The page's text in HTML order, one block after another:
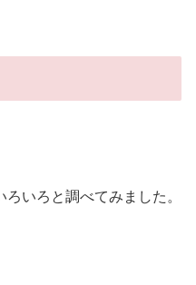
いろと調べてみました。